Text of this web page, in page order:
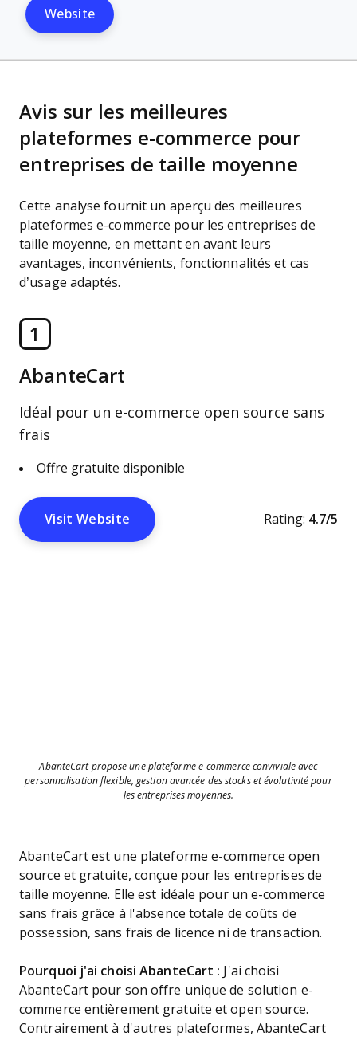
Website
Avis sur les meilleures
plateformes e-commerce pour
entreprises de taille moyenne
Cette analyse fournit un aperçu des meilleures
plateformes e-commerce pour les entreprises de
taille moyenne, en mettant en avant leurs
avantages, inconvénients, fonctionnalités et cas
d’usage adaptés.
1
AbanteCart
Idéal pour un e-commerce open source sans
frais
Offre gratuite disponible
Visit Website Rating: 4.7/5
AbanteCart propose une plateforme e-commerce conviviale avec
personnalisation flexible, gestion avancée des stocks et évolutivité pour
les entreprises moyennes.
AbanteCart est une plateforme e-commerce open
source et gratuite, conçue pour les entreprises de
taille moyenne. Elle est idéale pour un e-commerce
sans frais grâce à l'absence totale de coûts de
possession, sans frais de licence ni de transaction.
Pourquoi j'ai choisi AbanteCart : J'ai choisi
AbanteCart pour son offre unique de solution e-
commerce entièrement gratuite et open source.
Contrairement à d'autres plateformes, AbanteCart